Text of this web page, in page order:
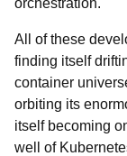
orchestration.
All of these
finding itself
container
orbiting its
itself becoming
well of